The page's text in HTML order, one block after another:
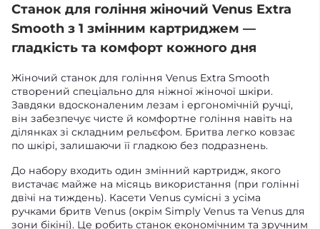
Станок для гоління жіночий Venus Extra
Smooth з 1 змінним картриджем —
гладкість та комфорт кожного дня
Жіночий станок для гоління Venus Extra Smooth
створений спеціально для ніжної жіночої шкіри.
Завдяки вдосконаленим лезам і ергономічній ручці,
він забезпечує чисте й комфортне гоління навіть на
ділянках зі складним рельєфом. Бритва легко ковзає
по шкірі, залишаючи її гладкою без подразнень.
До набору входить один змінний картридж, якого
вистачає майже на місяць використання (при голінні
двічі на тиждень). Касети Venus сумісні з усіма
ручками бритв Venus (окрім Simply Venus та Venus для
зони бікіні). Це робить станок економічним та зручним